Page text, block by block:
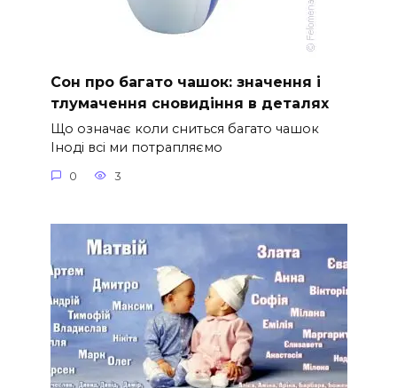
Сон про багато чашок: значення і
тлумачення сновидіння в деталях
Що означає коли сниться багато чашок
Іноді всі ми потрапляємо
0 3